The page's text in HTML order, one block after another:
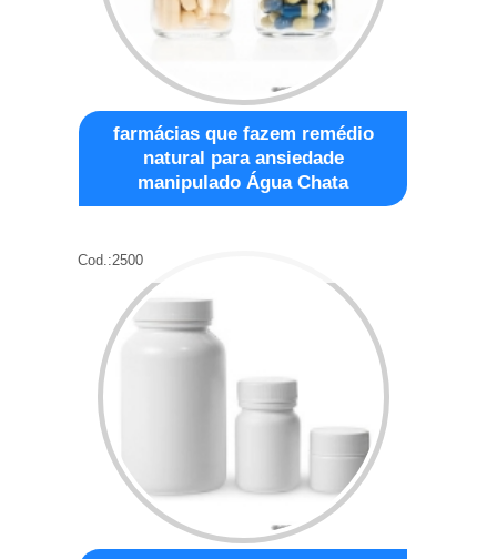
farmácias que fazem remédio
natural para ansiedade
manipulado Água Chata
Cod.:2500